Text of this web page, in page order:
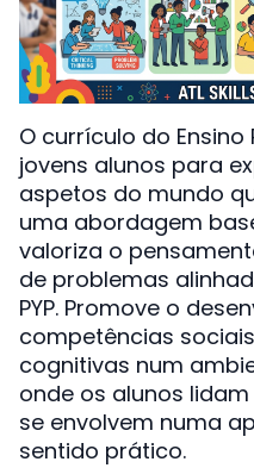
O currículo do
jovens alunos para
aspetos do mundo
uma abordagem
valoriza o
de problemas
PYP. Promove o
competências
cognitivas num
onde os alunos
se envolvem numa
sentido prático.